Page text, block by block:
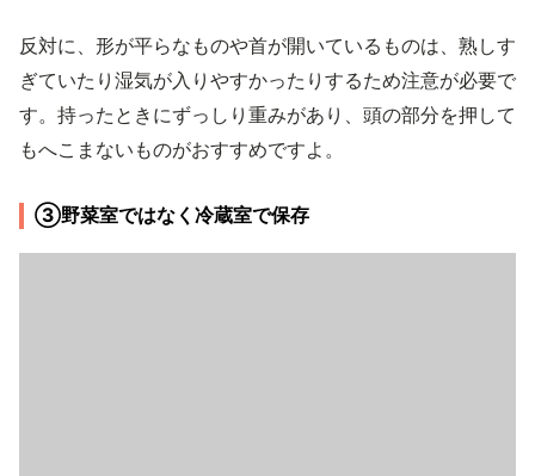
反対に、形が平らなものや首が開いているものは、熟しす
ぎていたり湿気が入りやすかったりするため注意が必要で
す。持ったときにずっしり重みがあり、頭の部分を押して
もへこまないものがおすすめですよ。
③野菜室ではなく冷蔵室で保存